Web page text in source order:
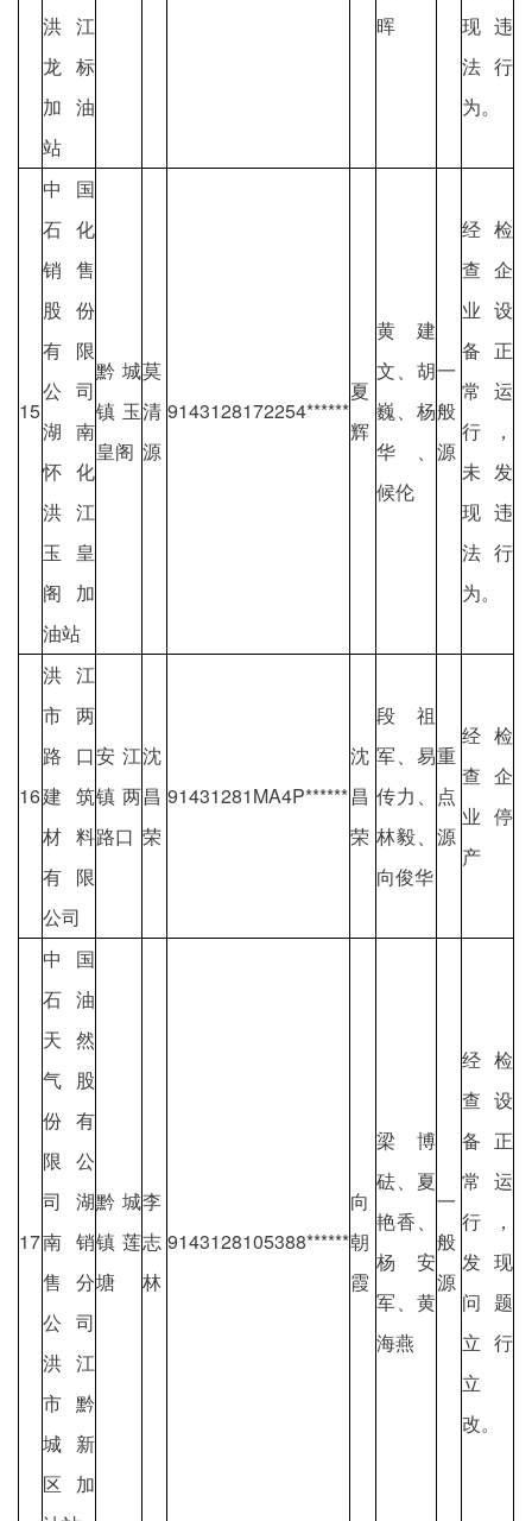
洪江
龙标
加油
站
晖
现违
法行
为。
15
中国
石化
销售
股份
有限
公司
湖南
怀化
洪江
玉皇
阁加
油站
黔城
镇玉
皇阁
莫
清
源
9143128172254******
夏
辉
黄建
文、胡
巍、杨
华、
候伦
一
般
源
经检
查企
业设
备正
常运
行，
未发
现违
法行
为。
16
洪江
市两
路口
建筑
材料
有限
公司
安江
镇两
路口
沈
昌
荣
91431281MA4P******
沈
昌
荣
段祖
军、易
传力、
林毅、
向俊华
重
点
源
经检
查企
业停
产
17
中国
石油
天然
气股
份有
限公
司湖
南销
售分
公司
洪江
市黔
城新
区加
黔城
镇莲
塘
李
志
林
9143128105388******
向
朝
霞
梁博
砝、夏
艳香、
杨安
军、黄
海燕
一
般
源
经检
查设
备正
常运
行，
发现
问题
立行
立
改。